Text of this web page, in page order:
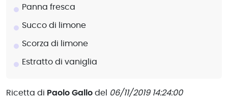
Ricetta di Paolo Gallo del 06/11/2019 14:24:00
Panna fresca
Succo di limone
Scorza di limone
Estratto di vaniglia